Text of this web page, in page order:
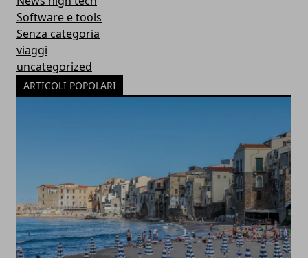
Software e tools
Senza categoria
viaggi
uncategorized
ARTICOLI POPOLARI